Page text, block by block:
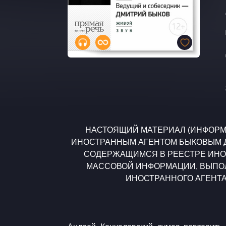
​​​​​НАСТОЯЩИЙ МАТЕРИАЛ
ИНОСТРАННЫМ АГЕНТОМ БЫКОВЫМ
СОДЕРЖАЩИМСЯ В РЕЕСТРЕ
МАССОВОЙ ИНФОРМАЦИИ,
ИНОСТРАННОГО АГЕНТА